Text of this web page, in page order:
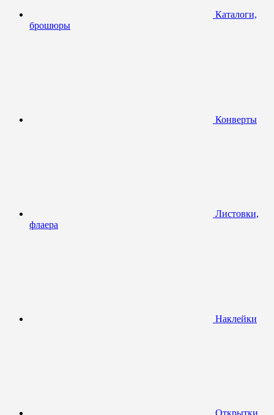
Каталоги,
брошюры
Конверты
Листовки,
флаера
Наклейки
Открытки,